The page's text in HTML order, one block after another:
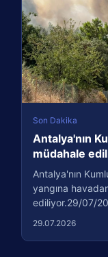
Son Dakika
Antalya'nın
müdahale
Antalya'nın
yangına
ediliyor.29/07/
29.07.2026